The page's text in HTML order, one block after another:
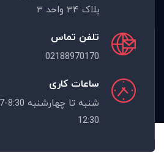
تلفن تماس
02188970170
ساعات کاری